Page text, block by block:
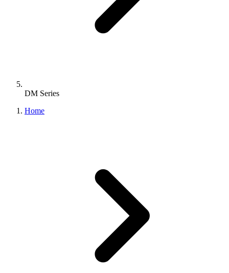
DM Series
Home